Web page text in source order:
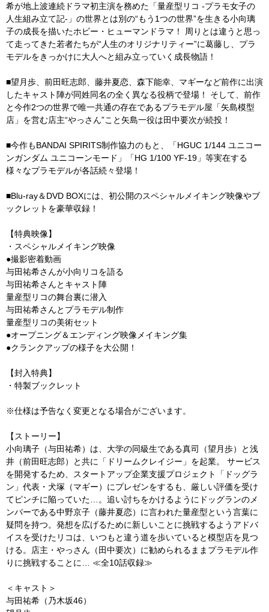
希が地上波連続ドラマ初主演を務めた「量産型リコ -プラモ女子の
人生組み立て記-」の世界とは別の“もう1つの世界”を生きる小向璃
子の成長を描いたホビー・ヒューマンドラマ！ 周りとは違うと思っ
て走ってきた若者たちが“人生のオリジナリティー”に葛藤し、プラ
モデルをきっかけに大人へと組み立っていく成長物語！
■望月歩、前田旺志郎、藤井夏恋、森下能幸、マギーなど前作に出演
したキャスト陣が同姓同名の全く異なる役柄で登場！ そして、前作
と今作2つの世界で唯一共通の存在であるプラモデル屋「矢島模型
店」を営む店主“やっさん”こと矢島一役は田中要次が続投！
■今作もBANDAI SPIRITS制作協力のもと、「HGUC 1/144 ユニコー
ンガンダム ユニコーンモード」「HG 1/100 YF-19」等実在する
様々なプラモデルが各話続々登場！
■Blu-ray＆DVD BOXには、初公開のスペシャルメイキング映像やブ
ックレットを豪華収録！
【特典映像】
・スペシャルメイキング映像
●撮影密着動画
与田祐希さんが小向リコを語る
与田祐希さんとキャスト陣
量産型リコの舞台裏に潜入
与田祐希さんとプラモデル制作
量産型リコの美術セット
●オープニング＆エンディング映像メイキング集
●クランクアップの様子を大公開！
【封入特典】
・特製ブックレット
※仕様は予告なく変更となる場合がございます。
【ストーリー】
小向璃子（与田祐希）は、大学の同級生である真司（望月歩）と浅
井（前田旺志郎）と共に「ドリームクレイジー」を起業。 サービス
を開発するため、スタートアップ企業支援プロジェクト「ドッグラ
ン」代表・犬塚（マギー）にプレゼンをするも、厳しい評価を受け
てピンチに陥っていた…。追い討ちをかけるようにドッグランのメ
ンバーである中野京子（藤井夏恋）に言われた量産型という言葉に
疑問を持つ。発想を広げるために新しいことに挑戦するようアドバ
イスを受けたリコは、いつもと違う道を歩いていると模型店を見つ
ける。店主・やっさん（田中要次）に勧められるままプラモデル作
りに挑戦することに… ≪全10話収録≫
＜キャスト＞
与田祐希（乃木坂46）